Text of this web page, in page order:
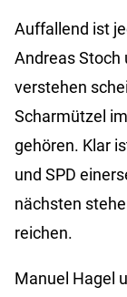
Auffallend ist
Andreas Stoch
verstehen
Scharmützel
gehören. Klar
und SPD
nächsten
reichen.
Manuel Hagel